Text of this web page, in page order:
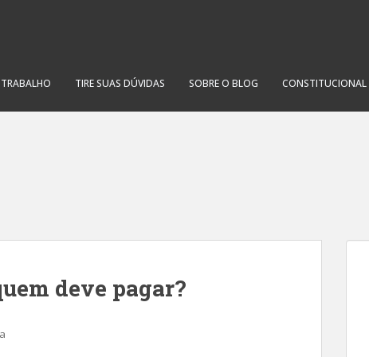
TIRE SUAS DÚVIDAS SOBRE O BLOG CONSTITUCIONAL
deve pagar?